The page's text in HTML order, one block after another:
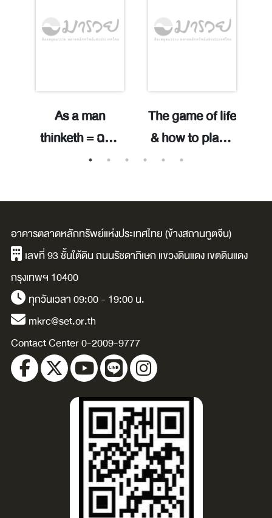
As a man
thinketh = ฉบับ
แปลภาษาไทย /
The game of life
& how to play it
/ ซินน์, ฟลอเรนซ์
อาคารตลาดหลักทรัพย์แห่งประเทศไทย (ข้างสถานทูตจีน)
เลขที่ 93 ชั้นใต้ดิน ถนนรัชดาภิเษก แขวงดินแดง เขตดินแดง
กรุงเทพฯ 10400
ทุกวันเวลา 09:00 - 19:00 น.
mkrc@set.or.th
Contact Center 0-2009-9777